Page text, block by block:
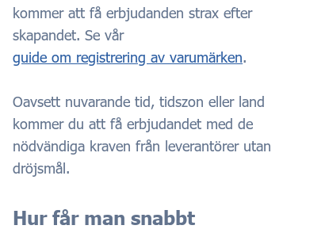
kommeratt få erbjudanden strax efter
skapandet. Se vår
guide om registrering av varumärken.
Oavsett nuvarande tid, tidszon eller land
kommer du att få erbjudandet med de
nödvändiga kraven från leverantörer utan
dröjsmål.
Hur får man snabbt